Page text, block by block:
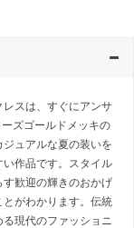
スは、すぐにアンサ
ズゴールドメッキの
ュアルな夏の装いを
作品です。スタイル
歓迎の輝きのおかげ
がわかります。伝統
現代のファッショニ